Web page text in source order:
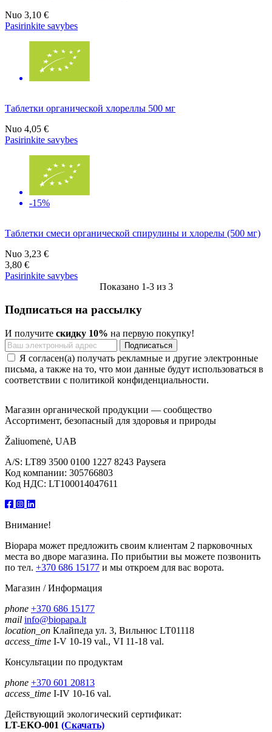
Nuo 3,10 €
Pasirinkite savybes
Таблетки органической хлореллы 500 мг
Nuo 4,05 €
Pasirinkite savybes
-15%
Таблетки смеси органической спирулины и хлорелы (500 мг)
Nuo 3,23 €
3,80 €
Pasirinkite savybes
Показано 1-3 из 3
Подписаться на рассылку
И получите скидку 10% на первую покупку!
Я согласен(а) получать рекламные и другие электронные
письма, а также на то, что мои данные будут использоваться в
соответствии с политикой конфиденциальности.
Магазин органической продукции — сообщество
Ассортимент, безопасный для здоровья и природы
Žaliuomenė, UAB
A/S: LT89 3500 0100 1227 8243 Paysera
Код компании: 305766803
Код НДС: LT100014047611
Внимание!
Biopapa может предложить своим клиентам 2 парковочных
места во дворе магазина. По прибытии вы можете позвонить
по тел. +370 686 15177 и мы откроем для вас ворота.
Магазин / Информация
phone +370 686 15177
mail info@biopapa.lt
location_on Клайпеда ул. 3, Вильнюс LT01118
access_time I-V 10-19 val., VI 11-18 val.
Консультации по продуктам
phone +370 601 20813
access_time I-IV 10-16 val.
Действующий экологический сертификат:
LT-EKO-001 (Скачать)